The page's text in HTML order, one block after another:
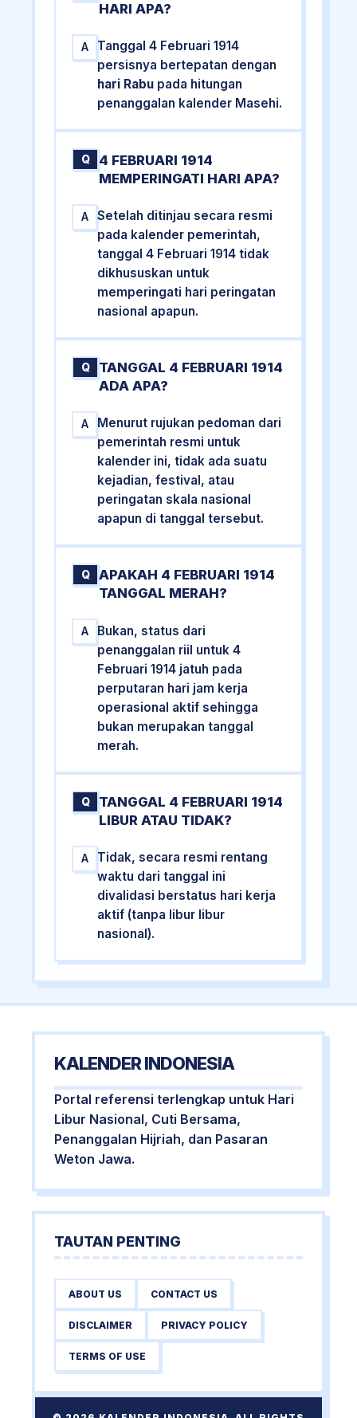
HARI APA?
A
Tanggal 4 Februari 1914
persisnya bertepatan dengan
hari Rabu pada hitungan
penanggalan kalender Masehi.
Q
4 FEBRUARI 1914
MEMPERINGATI HARI APA?
A
Setelah ditinjau secara resmi
pada kalender pemerintah,
tanggal 4 Februari 1914 tidak
dikhususkan untuk
memperingati hari peringatan
nasional apapun.
Q
TANGGAL 4 FEBRUARI 1914
ADA APA?
A
Menurut rujukan pedoman dari
pemerintah resmi untuk
kalender ini, tidak ada suatu
kejadian, festival, atau
peringatan skala nasional
apapun di tanggal tersebut.
Q
APAKAH 4 FEBRUARI 1914
TANGGAL MERAH?
A
Bukan, status dari
penanggalan riil untuk 4
Februari 1914 jatuh pada
perputaran hari jam kerja
operasional aktif sehingga
bukan merupakan tanggal
merah.
Q
TANGGAL 4 FEBRUARI 1914
LIBUR ATAU TIDAK?
A
Tidak, secara resmi rentang
waktu dari tanggal ini
divalidasi berstatus hari kerja
aktif (tanpa libur libur
nasional).
KALENDER INDONESIA
Portal referensi terlengkap untuk Hari
Libur Nasional, Cuti Bersama,
Penanggalan Hijriah, dan Pasaran
Weton Jawa.
TAUTAN PENTING
ABOUT US CONTACT US
DISCLAIMER PRIVACY POLICY
TERMS OF USE